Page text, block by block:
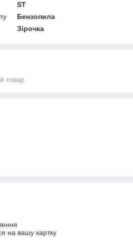
ST
Бензопила
Зірочка
товар
на вашу картку